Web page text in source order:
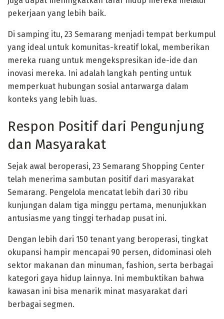
pekerjaan yang lebih baik.
Di samping itu, 23 Semarang menjadi tempat berkumpul
yang ideal untuk komunitas-kreatif lokal, memberikan
mereka ruang untuk mengekspresikan ide-ide dan
inovasi mereka. Ini adalah langkah penting untuk
memperkuat hubungan sosial antarwarga dalam
konteks yang lebih luas.
Respon Positif dari Pengunjung
dan Masyarakat
Sejak awal beroperasi, 23 Semarang Shopping Center
telah menerima sambutan positif dari masyarakat
Semarang. Pengelola mencatat lebih dari 30 ribu
kunjungan dalam tiga minggu pertama, menunjukkan
antusiasme yang tinggi terhadap pusat ini.
Dengan lebih dari 150 tenant yang beroperasi, tingkat
okupansi hampir mencapai 90 persen, didominasi oleh
sektor makanan dan minuman, fashion, serta berbagai
kategori gaya hidup lainnya. Ini membuktikan bahwa
kawasan ini bisa menarik minat masyarakat dari
berbagai segmen.